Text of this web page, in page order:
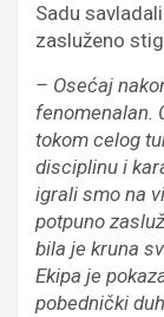
Sadu
zasluženo
– Osećaj
fenomenalan.
tokom celog
disciplinu i
igrali smo na
potpuno
bila je kruna
Ekipa je
pobednički